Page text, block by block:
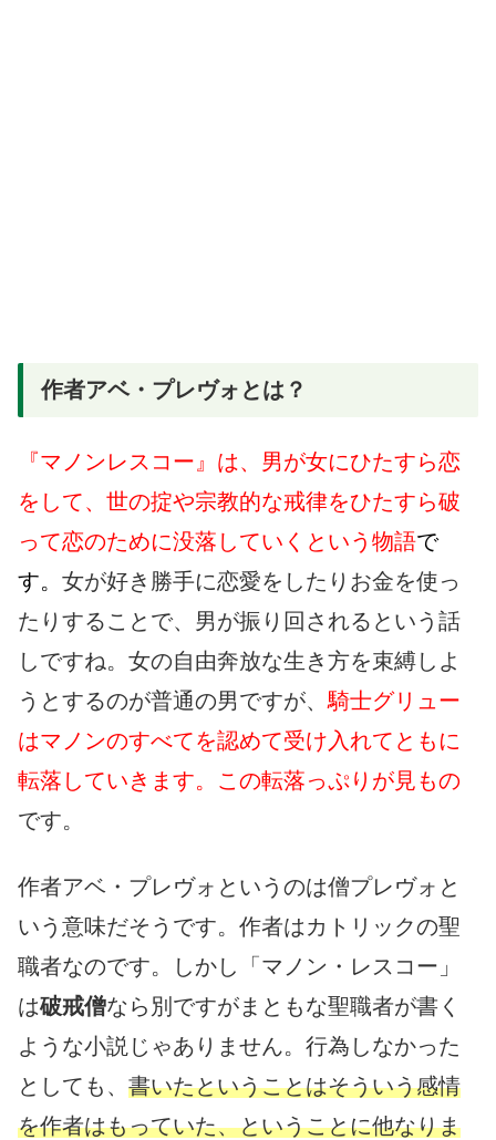
作者アベ・プレヴォとは？
『マノンレスコー』は、男が女にひたすら恋
をして、世の掟や宗教的な戒律をひたすら破
って恋のために没落していくという物語で
す。 女が好き勝手に恋愛をしたりお金を使っ
たりすることで、男が振り回されるという話
しですね。女の自由奔放な生き方を束縛しよ
うとするのが普通の男ですが、騎士グリュー
はマノンのすべてを認めて受け入れてともに
転落していきます。この転落っぷりが見もの
です。
作者アベ・プレヴォというのは僧プレヴォと
いう意味だそうです。作者はカトリックの聖
職者なのです。しかし「マノン・レスコー」
は破戒僧なら別ですがまともな聖職者が書く
ような小説じゃありません。行為しなかった
としても、 書いたということはそういう感情
を作者はもっていた、ということに他なりま